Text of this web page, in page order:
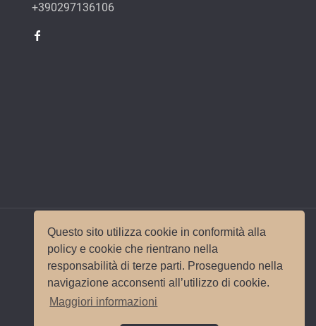
Questo sito utilizza cookie in conformità alla
policy e cookie che rientrano nella
responsabilità di terze parti. Proseguendo nella
navigazione acconsenti all’utilizzo di cookie.
Maggiori informazioni
+390297136106
© 2017 Wedding Planner Milano Italy |Mappa del
sito|Privacy e Cookie PolicySito e
posizionamento realizzato dall'